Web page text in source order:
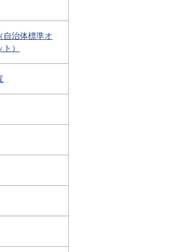
自治体標準オ
）